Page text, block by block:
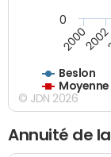
Beslon
20002002
0
© JDN 2026
Annuité de